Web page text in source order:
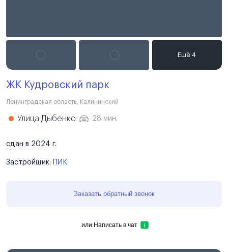
ЖК Кудровский парк
Ленинградская область, Калининский
Улица Дыбенко 28 мин.
сдан в 2024 г.
Застройщик: ПИК
Заказать обратный звонок
или Написать в чат